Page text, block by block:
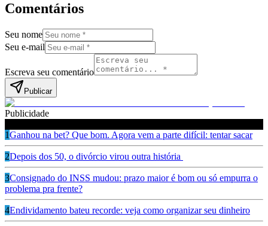
Comentários
Seu nome
Seu e-mail
Escreva seu comentário
Publicar
Publicidade
1Ganhou na bet? Que bom. Agora vem a parte difícil: tentar sacar
2Depois dos 50, o divórcio virou outra história
3Consignado do INSS mudou: prazo maior é bom ou só empurra o
problema pra frente?
4Endividamento bateu recorde: veja como organizar seu dinheiro